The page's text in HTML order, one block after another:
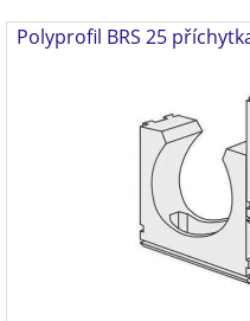
Polyprofil BRS 25